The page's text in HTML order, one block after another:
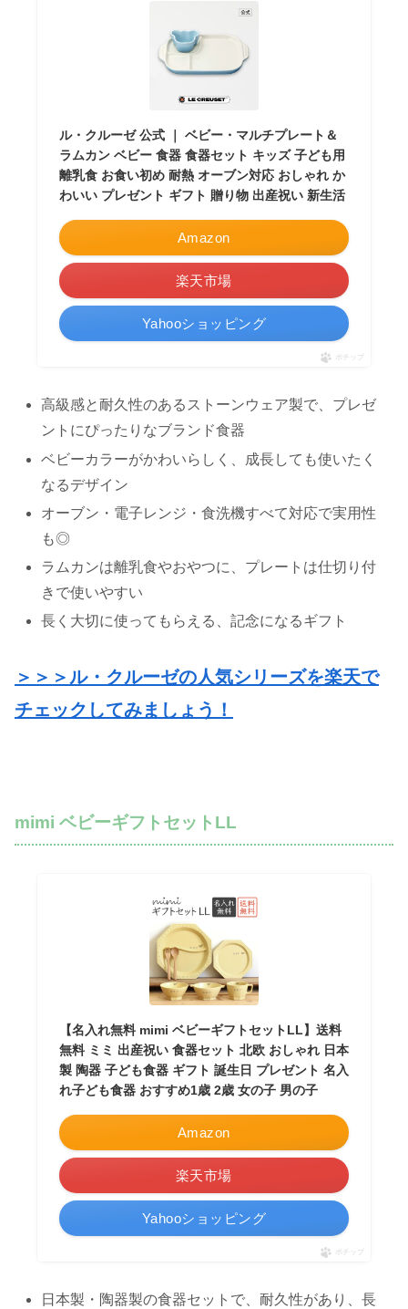
ル・クルーゼ 公式 ｜ ベビー・マルチプレート＆
ラムカン ベビー 食器 食器セット キッズ 子ども用
離乳食 お食い初め 耐熱 オーブン対応 おしゃれ か
わいい プレゼント ギフト 贈り物 出産祝い 新生活
Amazon
楽天市場
Yahooショッピング
ポチップ
高級感と耐久性のあるストーンウェア製で、プレゼ
ントにぴったりなブランド食器
ベビーカラーがかわいらしく、成長しても使いたく
なるデザイン
オーブン・電子レンジ・食洗機すべて対応で実用性
も◎
ラムカンは離乳食やおやつに、プレートは仕切り付
きで使いやすい
長く大切に使ってもらえる、記念になるギフト
＞＞＞ル・クルーゼの人気シリーズを楽天で
チェックしてみましょう！
mimi ベビーギフトセットLL
【名入れ無料 mimi ベビーギフトセットLL】送料
無料 ミミ 出産祝い 食器セット 北欧 おしゃれ 日本
製 陶器 子ども食器 ギフト 誕生日 プレゼント 名入
れ子ども食器 おすすめ1歳 2歳 女の子 男の子
Amazon
楽天市場
Yahooショッピング
ポチップ
日本製・陶器製の食器セットで、耐久性があり、長